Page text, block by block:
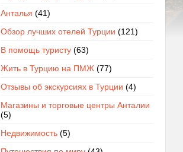
Анталья (41)
Обзор лучших отелей Турции (121)
В помощь туристу(63)
Жить в Турцию на ПМЖ(77)
Отзывы об экскурсиях в Турции (4)
Магазины и торговые центры Анталии
(5)
Недвижимость(5)